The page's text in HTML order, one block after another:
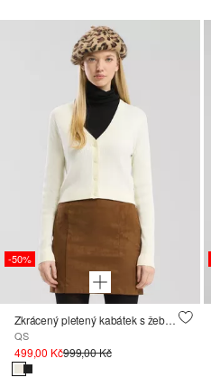
-50%
Zkrácený pletený kabátek s žebrovým vzorem
QS
499,00 Kč999,00 Kč